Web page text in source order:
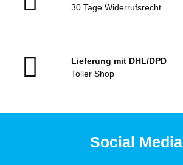
30 Tage Widerrufsrecht
Lieferung mit DHL/DPD
Toller Shop
Social Media